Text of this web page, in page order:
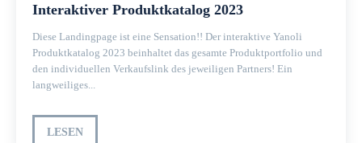
Interaktiver Produktkatalog 2023
Diese Landingpage ist eine Sensation!! Der interaktive Yanoli
Produktkatalog 2023 beinhaltet das gesamte Produktportfolio und
den individuellen Verkaufslink des jeweiligen Partners! Ein
langweiliges...
LESEN